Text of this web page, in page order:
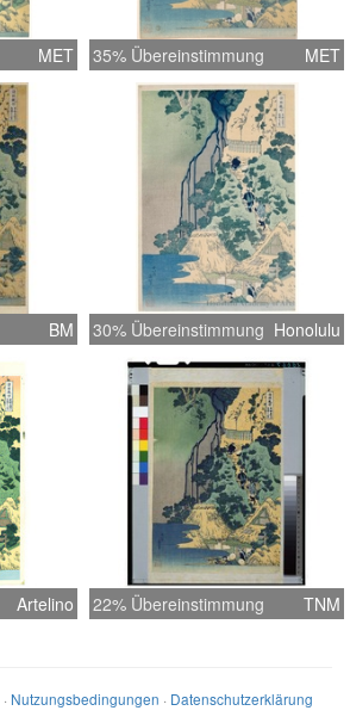
MET 35% Übereinstimmung MET
BM 30% Übereinstimmung Honolulu
Artelino 22% Übereinstimmung TNM
· Nutzungsbedingungen · Datenschutzerklärung